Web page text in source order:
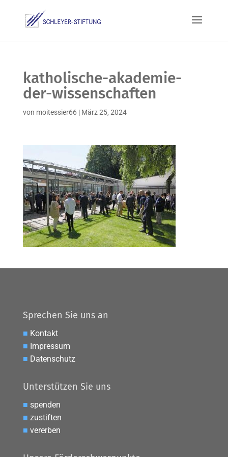
katholische-akademie-
der-wissenschaften
von moitessier66| März 25, 2024
Sprechen Sie uns an
■ Kontakt
■ Impressum
■ Datenschutz
Unterstützen Sie uns
■ spenden
■ zustiften
■ vererben